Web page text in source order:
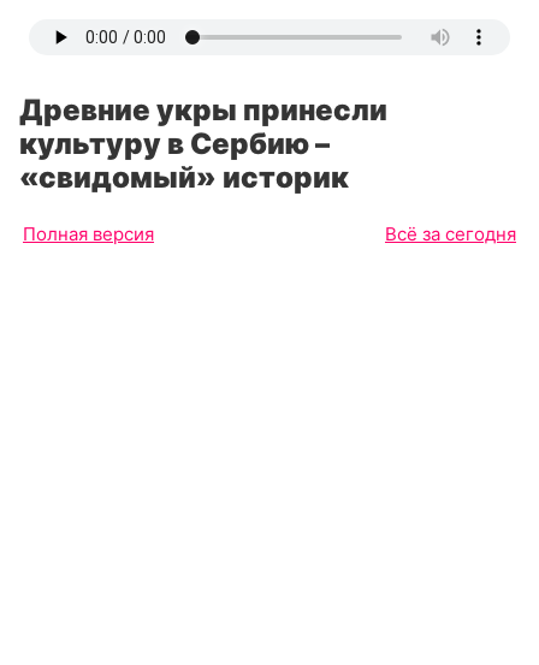
Древние укры принесли
культуру в Сербию –
«свидомый» историк
Полная версия Всё за сегодня